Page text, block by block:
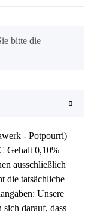
bitte die
- Potpourri)
Gehalt 0,10%
ausschließlich
die tatsächliche
Unsere
sich darauf, dass